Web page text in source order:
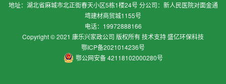
地址：湖北省麻城市北正街春天小区5栋1楼24号 分公司：新人民医院对面金通
塆建材商贸城1155号
电话：19972888166
Copyright © 2021 康乐兴家政公司 版权所有 技术支持 盛亿环保科技
鄂ICP备2021014236号
鄂公网安备 42118102000280号